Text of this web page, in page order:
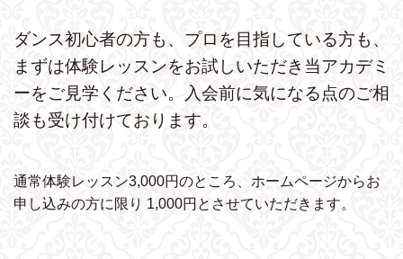
ダンス初心者の方も、プロを目指している方も、
まずは体験レッスンをお試しいただき 当アカデミ
ーをご見学ください。
入会前に気になる点のご相
談も受け付けております。
通常体験レッスン3,000円のところ、ホームページからお
申し込みの方に限り 1,000円とさせていただきます。